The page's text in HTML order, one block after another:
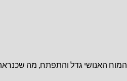
המוח האנושי גדל והתפתח, מה